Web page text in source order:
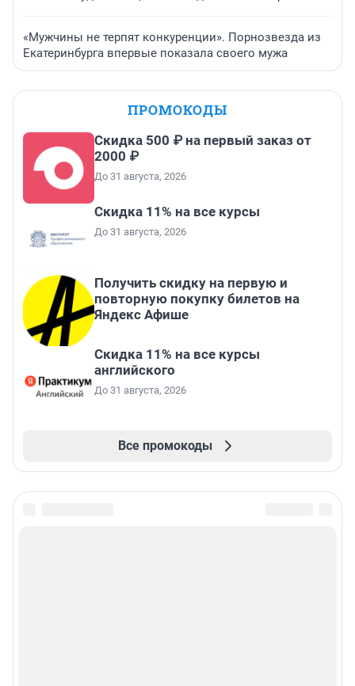
«Мужчины не терпят конкуренции». Порнозвезда из
Екатеринбурга впервые показала своего мужа
ПРОМОКОДЫ
Скидка 500 ₽ на первый заказ от
2000 ₽
До 31 августа, 2026
Скидка 11% на все курсы
До 31 августа, 2026
Получить скидку на первую и
повторную покупку билетов на
Яндекс Афише
Скидка 11% на все курсы
английского
До 31 августа, 2026
Все промокоды